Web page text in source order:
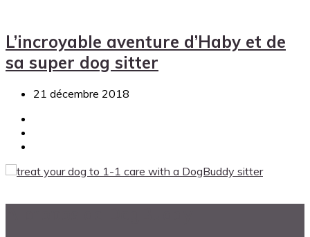
L’incroyable aventure d’Haby et de
sa super dog sitter
21 décembre 2018